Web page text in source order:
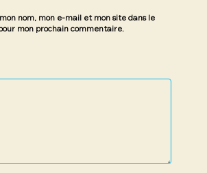
nom, mon e-mail et mon site dans le
mon prochain commentaire.